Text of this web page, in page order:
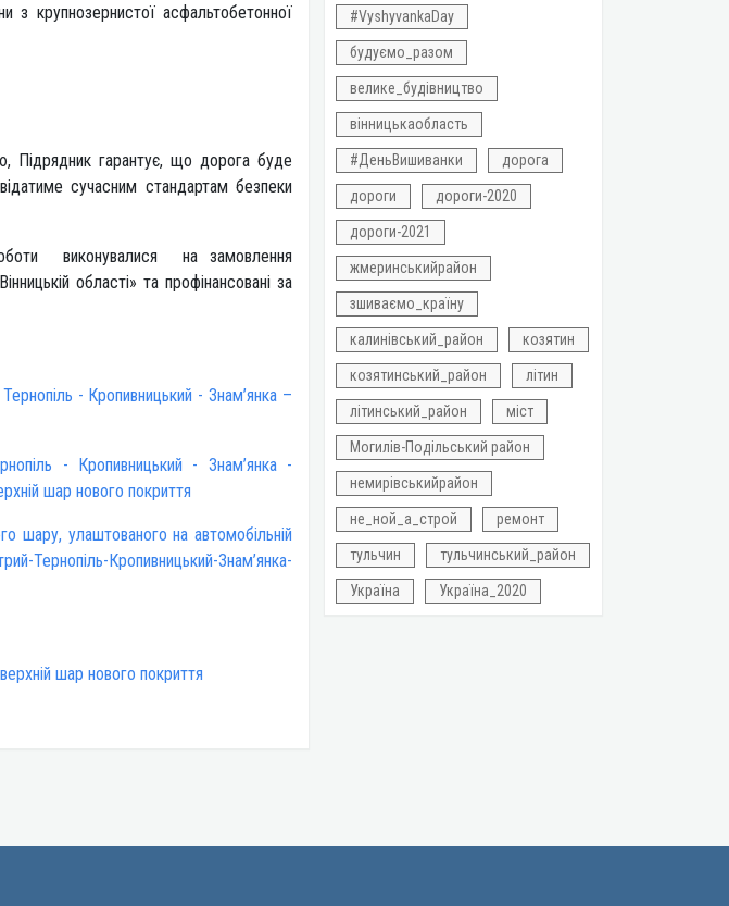
з крупнозернистої асфальтобетонної
Підрядник гарантує, що дорога буде
сучасним стандартам безпеки
виконувалися на замовлення
області» та профінансовані за
- Кропивницький - Знам’янка –
- Кропивницький - Знам’янка -
шар нового покриття
шару, улаштованого на автомобільній
Тернопіль-Кропивницький-Знам’янка-
шар нового покриття
#VyshyvankaDay
будуємо_разом
велике_будівництво
вінницькаобласть
#ДеньВишиванки дорога
дороги дороги-2020
дороги-2021
жмеринськийрайон
зшиваємо_країну
калинівський_район козятин
козятинський_район літин
літинський_район міст
Могилів-Подільський район
немирівськийрайон
не_ной_а_строй ремонт
тульчин тульчинський_район
Україна Україна_2020